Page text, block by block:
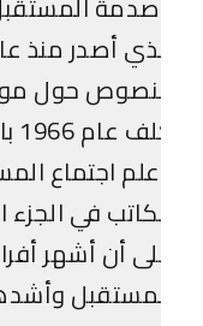
حول موضوع
كلف
اجتماع
في الجزء
أن أشهر أفراد
وأشدهم